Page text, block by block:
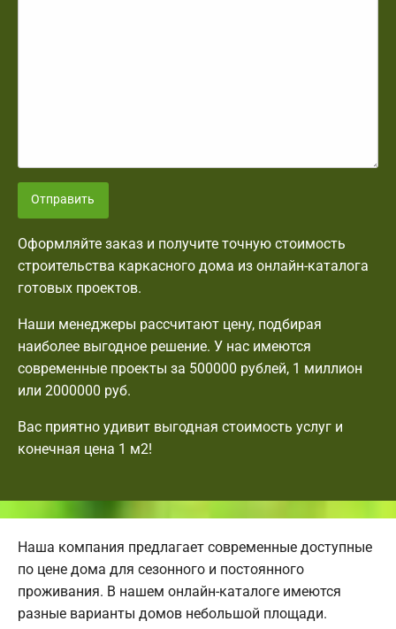
Отправить
Оформляйте заказ и получите точную стоимость
строительства каркасного дома из онлайн-каталога
готовых проектов.
Наши менеджеры рассчитают цену, подбирая
наиболее выгодное решение. У нас имеются
современные проекты за 500000 рублей, 1 миллион
или 2000000 руб.
Вас приятно удивит выгодная стоимость услуг и
конечная цена 1 м2!
Наша компания предлагает современные доступные
по цене дома для сезонного и постоянного
проживания. В нашем онлайн-каталоге имеются
разные варианты домов небольшой площади.